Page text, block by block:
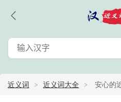
近义词 近义词大全 安心的